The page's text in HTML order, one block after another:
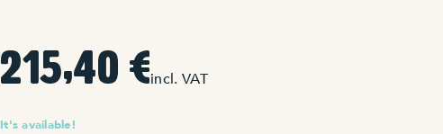
215,40 €incl. VAT
It's available!